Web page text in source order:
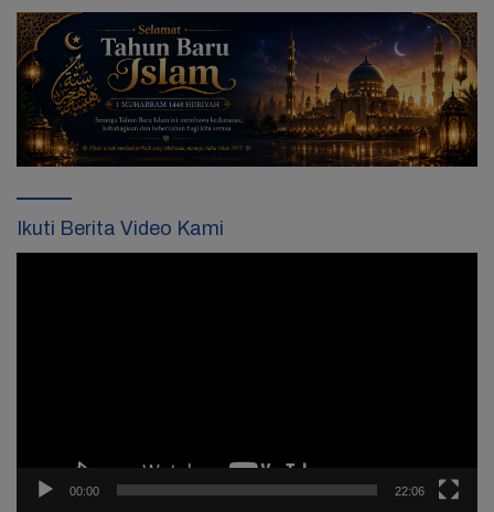
Ikuti Berita Video Kami
00:00 22:06